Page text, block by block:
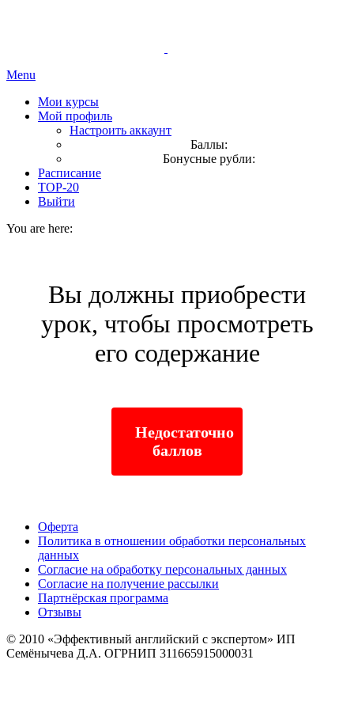
Menu
Мои курсы
Мой профиль
Настроить аккаунт
Баллы:
Бонусные рубли:
Расписание
TOP-20
Выйти
You are here:
Вы должны приобрести
урок, чтобы просмотреть
его содержание
Недостаточно
баллов
Оферта
Политика в отношении обработки персональных
данных
Согласие на обработку персональных данных
Согласие на получение рассылки
Партнёрская программа
Отзывы
© 2010 «Эффективный английский с экспертом» ИП
Семёнычева Д.А. ОГРНИП 311665915000031